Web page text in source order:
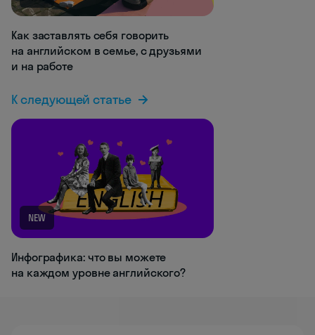
Как заставлять себя говорить
на английском в семье, с друзьями
и на работе
К следующей статье
NEW
Инфографика: что вы можете
на каждом уровне английского?